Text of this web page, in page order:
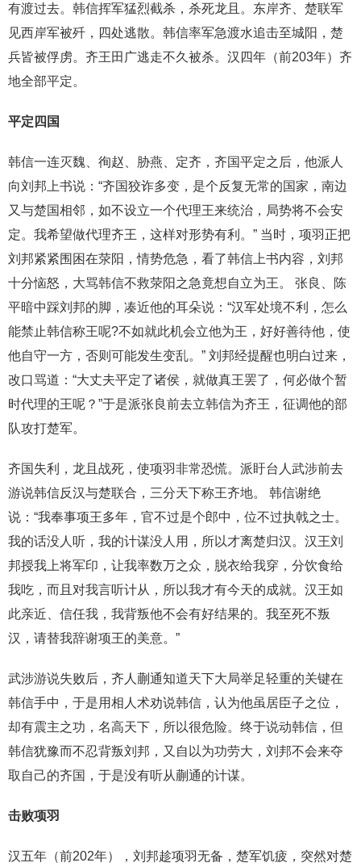
有渡过去。韩信挥军猛烈截杀，杀死龙且。东岸齐、楚联军
见西岸军被歼，四处逃散。韩信率军急渡水追击至城阳，楚
兵皆被俘虏。齐王田广逃走不久被杀。汉四年（前203年）齐
地全部平定。
平定四国
韩信一连灭魏、徇赵、胁燕、定齐，齐国平定之后，他派人
向刘邦上书说：“齐国狡诈多变，是个反复无常的国家，南边
又与楚国相邻，如不设立一个代理王来统治，局势将不会安
定。我希望做代理齐王，这样对形势有利。” 当时，项羽正把
刘邦紧紧围困在荥阳，情势危急，看了韩信上书内容，刘邦
十分恼怒，大骂韩信不救荥阳之急竟想自立为王。 张良、陈
平暗中踩刘邦的脚，凑近他的耳朵说：“汉军处境不利，怎么
能禁止韩信称王呢?不如就此机会立他为王，好好善待他，使
他自守一方，否则可能发生变乱。” 刘邦经提醒也明白过来，
改口骂道：“大丈夫平定了诸侯，就做真王罢了，何必做个暂
时代理的王呢？”于是派张良前去立韩信为齐王，征调他的部
队攻打楚军。
齐国失利，龙且战死，使项羽非常恐慌。派盱台人武涉前去
游说韩信反汉与楚联合，三分天下称王齐地。 韩信谢绝
说：“我奉事项王多年，官不过是个郎中，位不过执戟之士。
我的话没人听，我的计谋没人用，所以才离楚归汉。汉王刘
邦授我上将军印，让我率数万之众，脱衣给我穿，分饮食给
我吃，而且对我言听计从，所以我才有今天的成就。汉王如
此亲近、信任我，我背叛他不会有好结果的。我至死不叛
汉，请替我辞谢项王的美意。”
武涉游说失败后，齐人蒯通知道天下大局举足轻重的关键在
韩信手中，于是用相人术劝说韩信，认为他虽居臣子之位，
却有震主之功，名高天下，所以很危险。终于说动韩信，但
韩信犹豫而不忍背叛刘邦，又自以为功劳大，刘邦不会来夺
取自己的齐国，于是没有听从蒯通的计谋。
击败项羽
汉五年（前202年），刘邦趁项羽无备，楚军饥疲，突然对楚